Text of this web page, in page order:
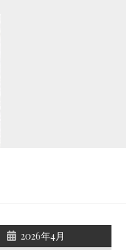
2026年4月